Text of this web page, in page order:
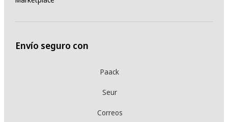
Envío seguro con
Paack
Seur
Correos